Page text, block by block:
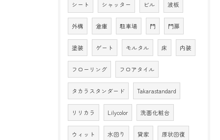
シート シャッター ビル 波板
外構 倉庫 駐車場 門 門扉
塗装 ゲート モルタル 床 内装
フローリング フロアタイル
タカラスタンダード Takarastandard
リリカラ Lilycolor 洗面化粧台
ウィット 水回り 貸家 原状回復